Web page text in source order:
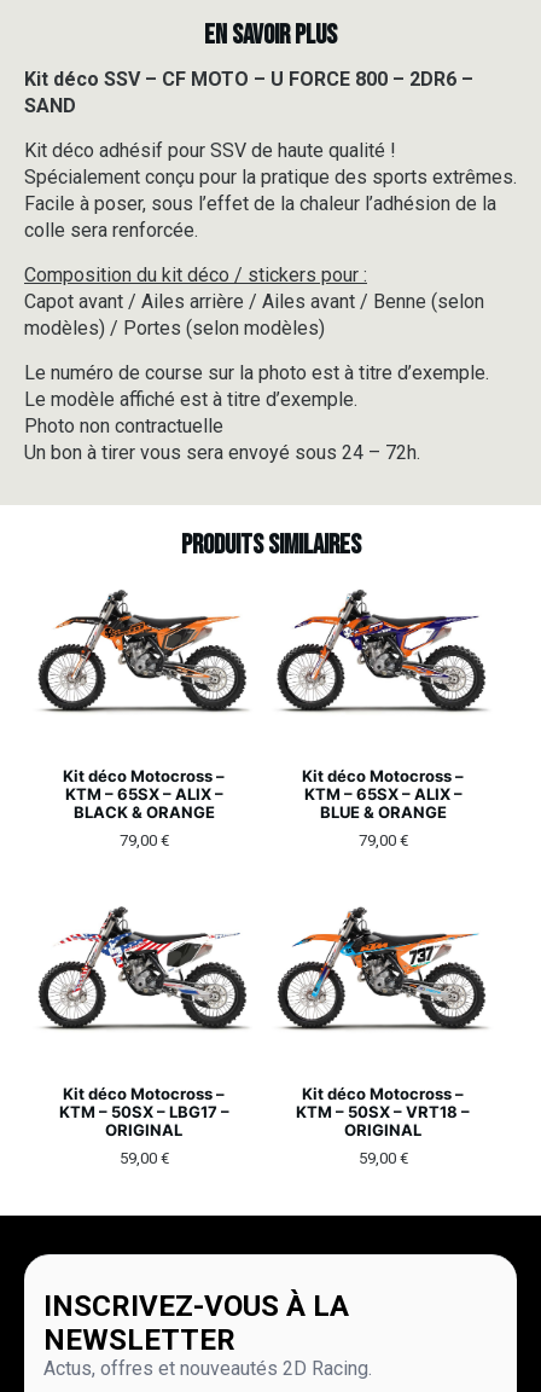
-
U
800
-
2DR6
-
SAND
EN SAVOIR PLUS
Kit déco SSV – CF MOTO – U FORCE 800 – 2DR6 –
SAND
Kit déco adhésif pour SSV de haute qualité !
Spécialement conçu pour la pratique des sports extrêmes.
Facile à poser, sous l’effet de la chaleur l’adhésion de la
colle sera renforcée.
Composition du kit déco / stickers pour :
Capot avant / Ailes arrière / Ailes avant / Benne (selon
modèles) / Portes (selon modèles)
Le numéro de course sur la photo est à titre d’exemple.
Le modèle affiché est à titre d’exemple.
Photo non contractuelle
Un bon à tirer vous sera envoyé sous 24 – 72h.
Produits similaires
Kit déco Motocross –
KTM – 65SX – ALIX –
BLACK & ORANGE
79,00 €
Kit déco Motocross –
KTM – 65SX – ALIX –
BLUE & ORANGE
79,00 €
Kit déco Motocross –
KTM – 50SX – LBG17 –
ORIGINAL
59,00 €
Kit déco Motocross –
KTM – 50SX – VRT18 –
ORIGINAL
59,00 €
INSCRIVEZ-VOUS À LA
NEWSLETTER
Actus, offres et nouveautés 2D Racing.